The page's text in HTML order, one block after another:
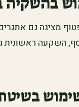
מציגה גם
השקעה